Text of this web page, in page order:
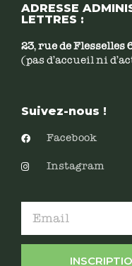
ADRESSE
LETTRES :
23, rue de Flesselles
(pas d’accueil ni
Suivez-nous !
Facebook
Instagram